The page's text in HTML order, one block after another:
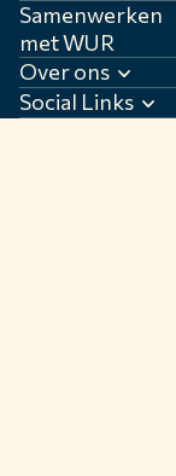
Samenwerken
met WUR
Over ons
Social Links